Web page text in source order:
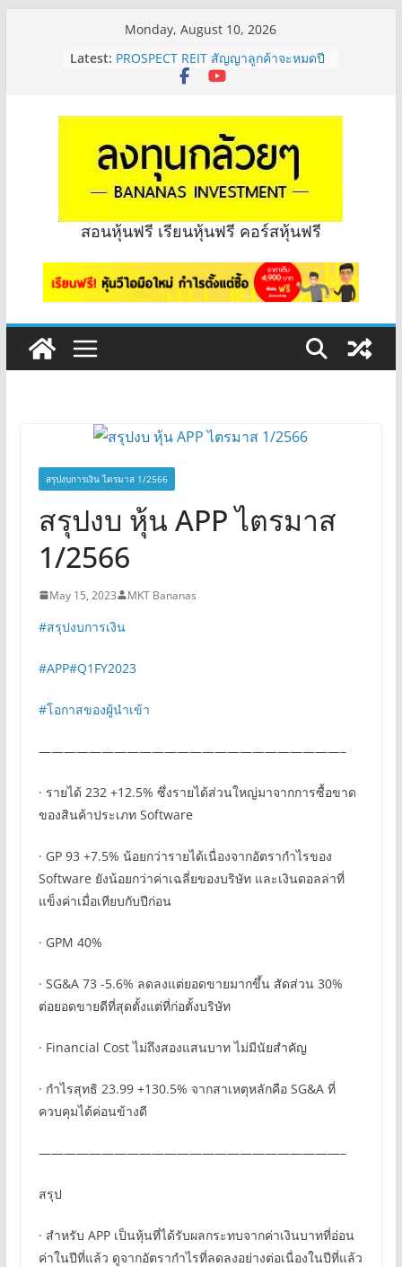
Monday, August 10, 2026
Latest: PROSPECT REIT สัญญาลูกค้าจะหมดปี
ไหม จะทราบได้ยังไง? | Q&A กล้วยๆ
PROSPECT REIT มือใหม่ ลงทุนได้ไหม
ครับ? | Q&A กล้วยๆ EP.1167
Hot Topic! อัปเดทงบ สื่อสาร, ค้าปลีก
ตัวไหนเหมาะถือเอาปันผล? | Hot Topic
EP.41
หุ้นซอสภูเขาทอง Sauce เหมาะถือเป็น
หุ้นปันผลไหม? | Q&A กล้วยๆ EP.1166
OSP vs CBG vs ICHI ควร DCA ตัวไหน
สอนหุ้นฟรี เรียนหุ้นฟรี คอร์สหุ้นฟรี
สรุปงบการเงิน ไตรมาส 1/2566
สรุปงบ หุ้น APP ไตรมาส
1/2566
May 15, 2023 MKT Bananas
#สรุปงบการเงิน
#APP#Q1FY2023
#โอกาสของผู้นำเข้า
————————————————————————–
· รายได้ 232 +12.5% ซึ่งรายได้ส่วนใหญ่มาจากการซื้อขาด
ของสินค้าประเภท Software
· GP 93 +7.5% น้อยกว่ารายได้เนื่องจากอัตรากำไรของ
Software ยังน้อยกว่าค่าเฉลี่ยของบริษัท และเงินดอลล่าที่
แข็งค่าเมื่อเทียบกับปีก่อน
· GPM 40%
· SG&A 73 -5.6% ลดลงแต่ยอดขายมากขึ้น สัดส่วน 30%
ต่อยอดขายดีที่สุดตั้งแต่ที่ก่อตั้งบริษัท
· Financial Cost ไม่ถึงสองแสนบาท ไม่มีนัยสำคัญ
· กำไรสุทธิ 23.99 +130.5% จากสาเหตุหลักคือ SG&A ที่
ควบคุมได้ค่อนข้างดี
————————————————————————–
สรุป
· สำหรับ APP เป็นหุ้นที่ได้รับผลกระทบจากค่าเงินบาทที่อ่อน
ค่าในปีที่แล้ว ดูจากอัตรากำไรที่ลดลงอย่างต่อเนื่องในปีที่แล้ว